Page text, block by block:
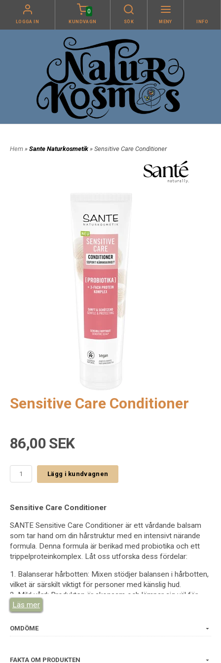
LOGGA IN
0
KUNDVAGN SÖK MENY INFO
Hem » Sante Naturkosmetik » Sensitive Care Conditioner
Sensitive Care Conditioner
86,00 SEK
Lägg i kundvagnen
Sensitive Care Conditioner
SANTE Sensitive Care Conditioner är ett vårdande balsam
som tar hand om din hårstruktur med en intensivt närande
formula. Denna formula är berikad med probiotika och ett
trippelproteinkomplex. Låt oss utforska dess fördelar:
1. Balanserar hårbotten: Mixen stödjer balansen i hårbotten,
vilket är särskilt viktigt för personer med känslig hud.
2. Mild vård: Produkten är skonsam och lämpar sig väl för
personer med känsliga hudtyper.
3. Återfuktande egenskaper: Komplexet tillför intensiv
återfuktning till ditt hår.
4. Oemotståndlig smidighet: Efter användning får du ett hår
Läs mer
OMDÖME
FAKTA OM PRODUKTEN